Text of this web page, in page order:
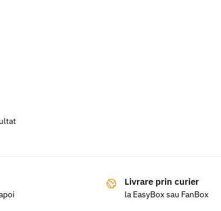
Livrare prin curier
la EasyBox sau FanBox